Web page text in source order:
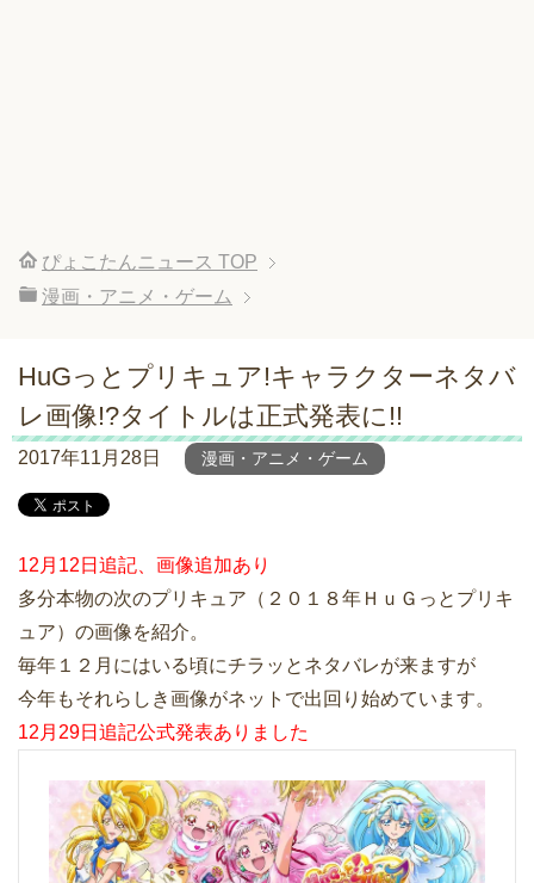
ぴょこたんニュース TOP
漫画・アニメ・ゲーム
HuGっとプリキュア!キャラクターネタバ
レ画像!?タイトルは正式発表に!!
2017年11月28日 漫画・アニメ・ゲーム
12月12日追記、画像追加あり
多分本物の次のプリキュア（２０１８年ＨｕＧっとプリキ
ュア）の画像を紹介。
毎年１２月にはいる頃にチラッとネタバレが来ますが
今年もそれらしき画像がネットで出回り始めています。
12月29日追記公式発表ありました